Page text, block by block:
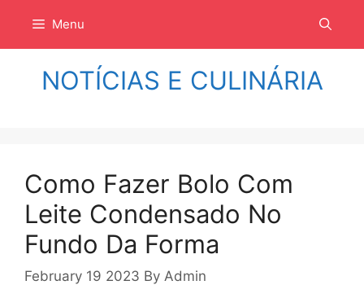
isi
Menu
NOTÍCIAS E CULINÁRIA
Como Fazer Bolo Com
Leite Condensado No
Fundo Da Forma
February 19 2023 By Admin